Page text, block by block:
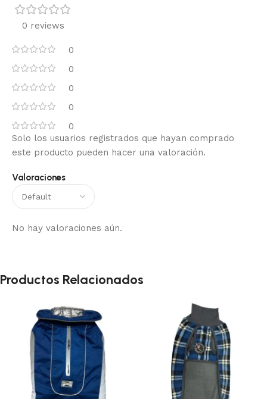
0 reviews
0
0
0
0
0
Valoraciones
No hay valoraciones aún.
Solo los usuarios registrados que hayan comprado
este producto pueden hacer una valoración.
Productos Relacionados